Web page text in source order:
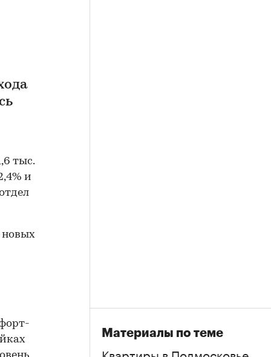
тыс.
и
новых
Материалы по теме